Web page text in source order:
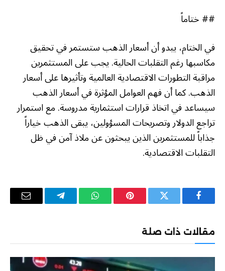
## ختاماً
في الختام، يبدو أن أسعار الذهب ستستمر في تحقيق
مكاسبها رغم التقلبات الحالية. يجب على المستثمرين
مراقبة التطورات الاقتصادية العالمية وتأثيرها على أسعار
الذهب. كما أن فهم العوامل المؤثرة في أسعار الذهب
سيساعد في اتخاذ قرارات استثمارية مدروسة. مع استمرار
تراجع الدولار وتصريحات المسؤولين، يبقى الذهب خياراً
جذاباً للمستثمرين الذين يبحثون عن ملاذ آمن في ظل
التقلبات الاقتصادية.
فيسبوك تويتر بينتيريستواتساب تيلقرام
البريد
مقالات ذات صلة